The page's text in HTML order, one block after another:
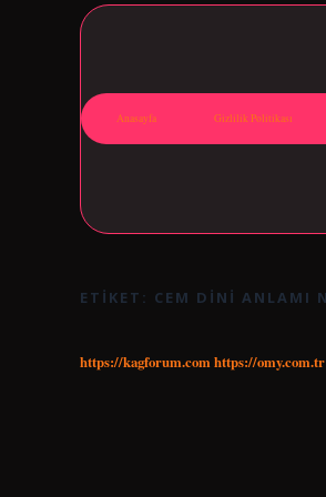
Anasayfa Gizlilik Politikası
ETIKET: CEM DINI ANLAMI
https://kagforum.comhttps://omy.com.tr